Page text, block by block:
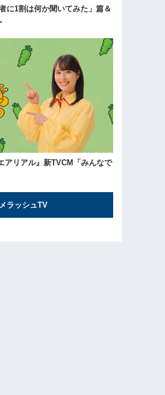
に1割は何か聞いてみた」篇＆
アリアル』新TVCM「みんなで
ラッシュTV